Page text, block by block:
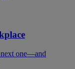
one—and